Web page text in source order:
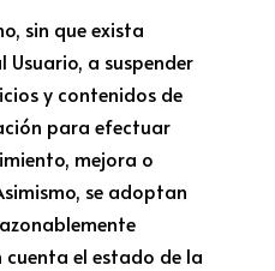
sin que exista
a suspender
y contenidos de
para efectuar
mejora o
se adoptan
el estado de la